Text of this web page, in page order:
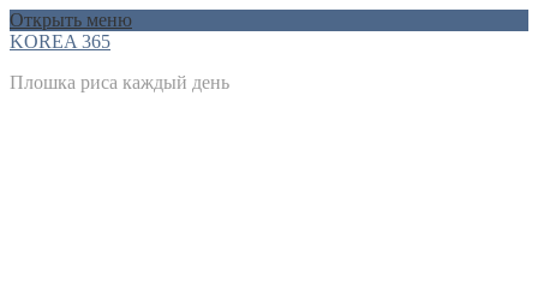
Открыть меню
KOREA 365
Плошка риса каждый день